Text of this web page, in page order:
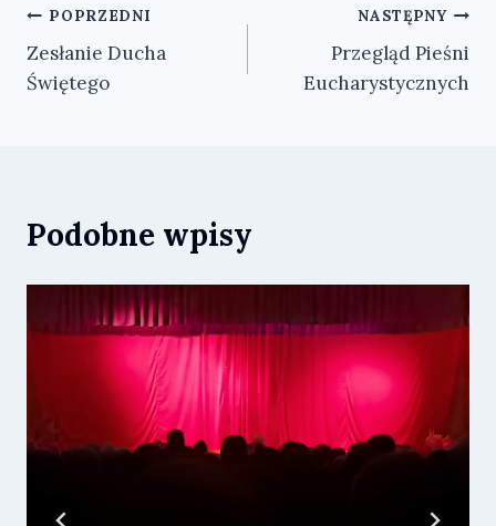
Nawigacja
wpisu
POPRZEDNI
Zesłanie Ducha
Świętego
NASTĘPNY
Przegląd Pieśni
Eucharystycznych
Podobne wpisy